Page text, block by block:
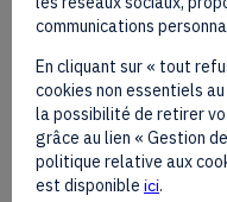
DO
REGO
communications
En cliquant sur « tout
cookies non essentiels
la possibilité de retirer
grâce au lien « Gestion
politique relative aux
est disponible ici.